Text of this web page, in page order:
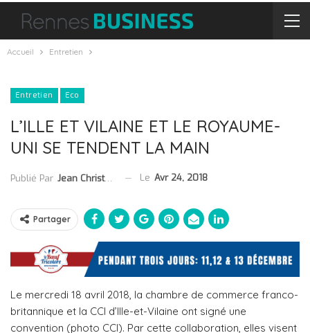
Accueil Entretien
Entretien Eco
L’ILLE ET VILAINE ET LE ROYAUME-
UNI SE TENDENT LA MAIN
Publié Par Jean Christophe Collet Le Avr 24, 2018
Partager
Le mercredi 18 avril 2018, la chambre de commerce franco-
britannique et la CCI d’Ille-et-Vilaine ont signé une
convention (photo CCI). Par cette collaboration, elles visent